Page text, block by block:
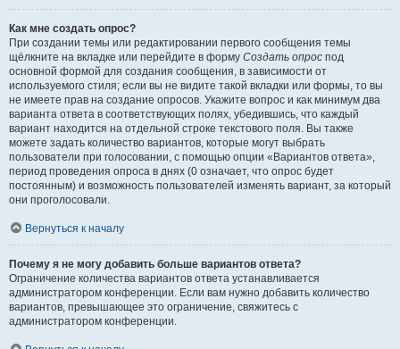
Как мне создать опрос?
При создании темы или редактировании первого сообщения темы
щёлкните на вкладке или перейдите в форму Создать опрос под
основной формой для создания сообщения, в зависимости от
используемого стиля; если вы не видите такой вкладки или формы, то вы
не имеете прав на создание опросов. Укажите вопрос и как минимум два
варианта ответа в соответствующих полях, убедившись, что каждый
вариант находится на отдельной строке текстового поля. Вы также
можете задать количество вариантов, которые могут выбрать
пользователи при голосовании, с помощью опции «Вариантов ответа»,
период проведения опроса в днях (0 означает, что опрос будет
постоянным) и возможность пользователей изменять вариант, за который
они проголосовали.
Вернуться к началу
Почему я не могу добавить больше вариантов ответа?
Ограничение количества вариантов ответа устанавливается
администратором конференции. Если вам нужно добавить количество
вариантов, превышающее это ограничение, свяжитесь с
администратором конференции.